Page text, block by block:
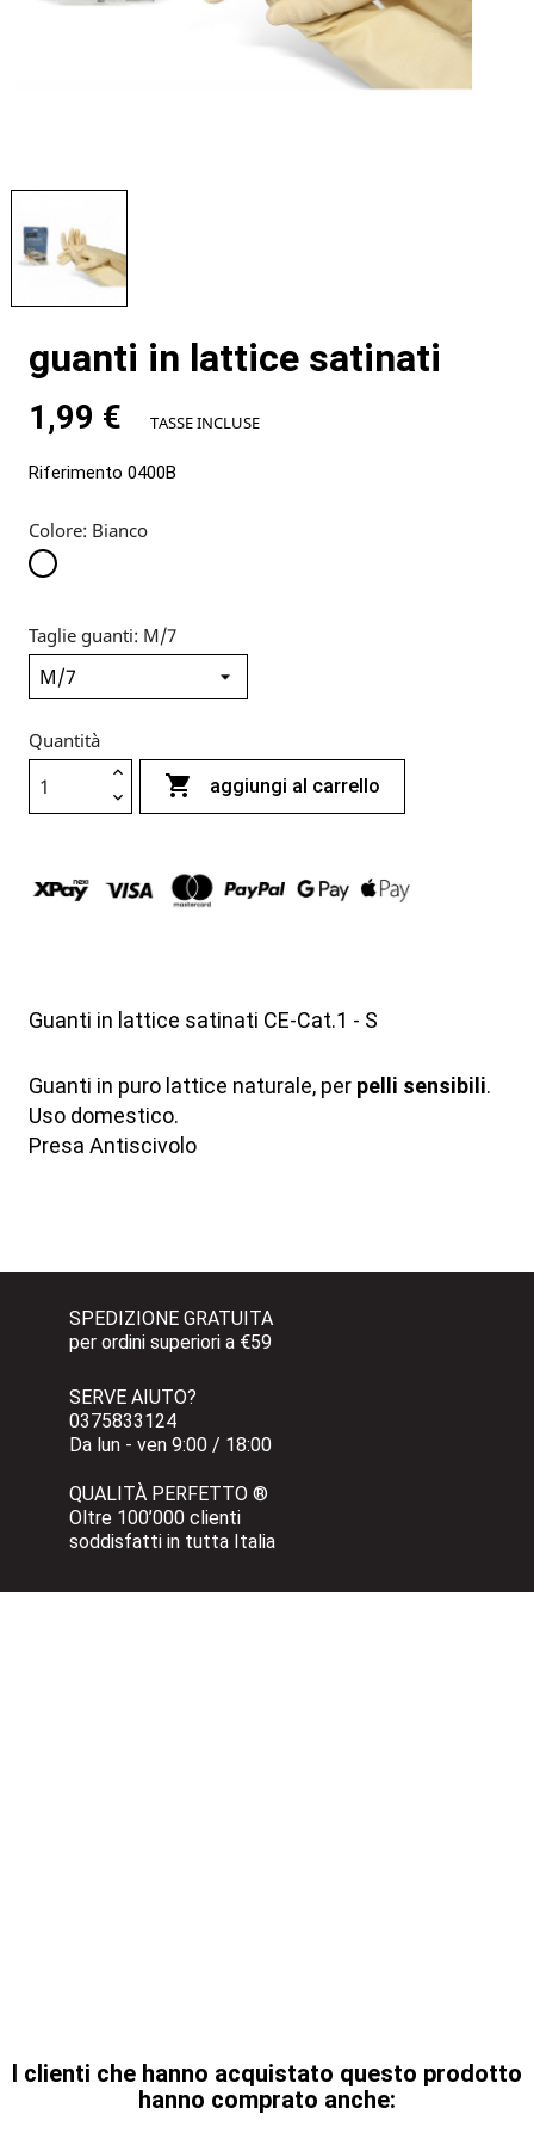
guanti in lattice satinati
1,99 € TASSE INCLUSE
Riferimento 0400B
Colore: Bianco
Bianco
Taglie guanti: M/7
Quantità
 aggiungi al carrello
Guanti in lattice satinati CE-Cat.1 - S
Guanti in puro lattice naturale, per pelli sensibili.
Uso domestico.
Presa Antiscivolo
SPEDIZIONE GRATUITA
per ordini superiori a €59
SERVE AIUTO?
0375833124
Da lun - ven 9:00 / 18:00
QUALITÀ PERFETTO ®
Oltre 100’000 clienti
soddisfatti in tutta Italia
I clienti che hanno acquistato questo prodotto
hanno comprato anche: